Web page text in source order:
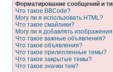
Форматирование сообщений и
Что такое BBCode?
Могу ли я использовать HTML?
Что такое смайлики?
Могу ли я добавлять
Что такое важные объявления?
Что такое объявления?
Что такое прилепленные темы?
Что такое закрытые темы?
Что такое значки тем?